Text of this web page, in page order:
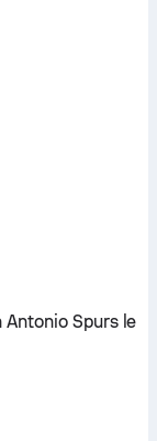
Spurs le